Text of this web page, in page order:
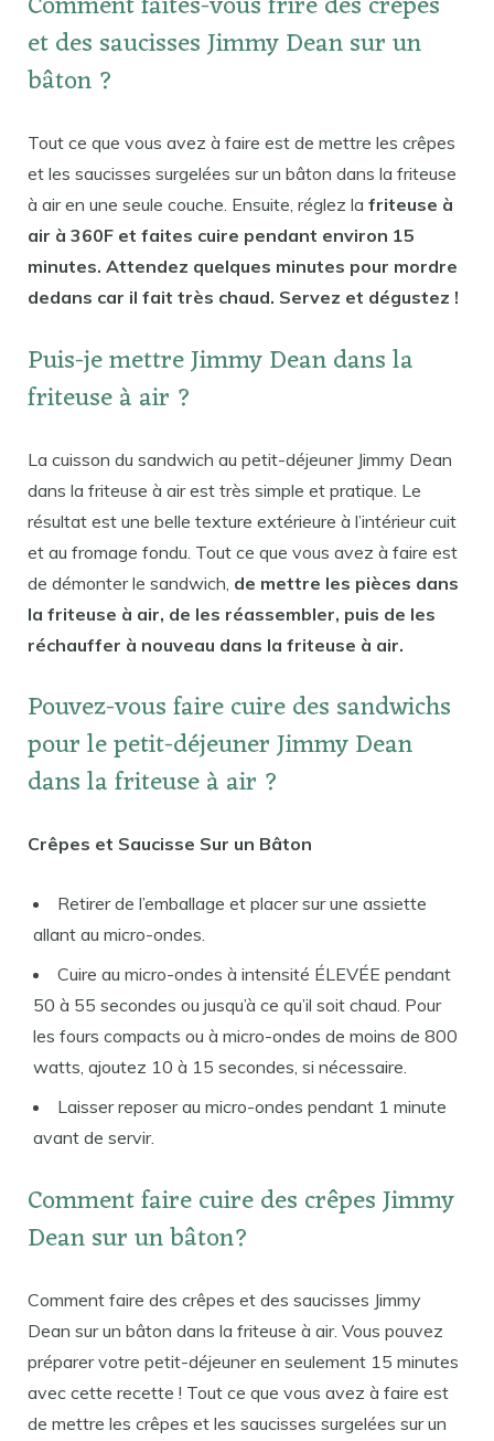
et des saucisses Jimmy Dean sur un
bâton ?
Tout ce que vous avez à faire est de mettre les crêpes
et les saucisses surgelées sur un bâton dans la friteuse
à air en une seule couche. Ensuite, réglez la friteuse à
air à 360F et faites cuire pendant environ 15
minutes. Attendez quelques minutes pour mordre
dedans car il fait très chaud. Servez et dégustez !
Puis-je mettre Jimmy Dean dans la
friteuse à air ?
La cuisson du sandwich au petit-déjeuner Jimmy Dean
dans la friteuse à air est très simple et pratique. Le
résultat est une belle texture extérieure à l’intérieur cuit
et au fromage fondu. Tout ce que vous avez à faire est
de démonter le sandwich, de mettre les pièces dans
la friteuse à air, de les réassembler, puis de les
réchauffer à nouveau dans la friteuse à air.
Pouvez-vous faire cuire des sandwichs
pour le petit-déjeuner Jimmy Dean
dans la friteuse à air ?
Crêpes et Saucisse Sur un Bâton
Retirer de l’emballage et placer sur une assiette
allant au micro-ondes.
Cuire au micro-ondes à intensité ÉLEVÉE pendant
50 à 55 secondes ou jusqu’à ce qu’il soit chaud. Pour
les fours compacts ou à micro-ondes de moins de 800
watts, ajoutez 10 à 15 secondes, si nécessaire.
Laisser reposer au micro-ondes pendant 1 minute
avant de servir.
Comment faire cuire des crêpes Jimmy
Dean sur un bâton?
Comment faire des crêpes et des saucisses Jimmy
Dean sur un bâton dans la friteuse à air. Vous pouvez
préparer votre petit-déjeuner en seulement 15 minutes
avec cette recette ! Tout ce que vous avez à faire est
de mettre les crêpes et les saucisses surgelées sur un